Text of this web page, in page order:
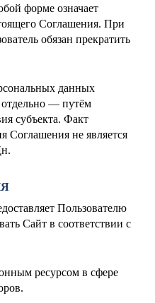
форме означает
Соглашения. При
обязан прекратить
данных
— путём
субъекта. Факт
Соглашения не является
Пользователю
Сайт в соответствии с
ресурсом в сфере